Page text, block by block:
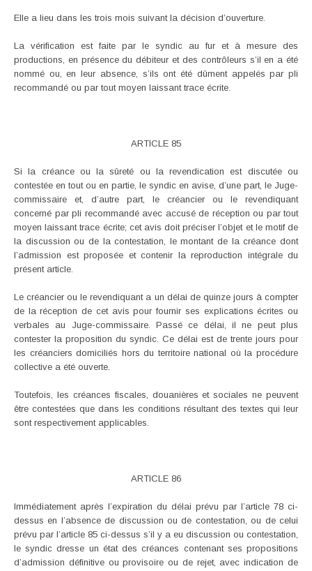
Elle a lieu dans les trois mois suivant la décision d’ouverture.
La vérification est faite par le syndic au fur et à mesure des
productions, en présence du débiteur et des contrôleurs s’il en a été
nommé ou, en leur absence, s’ils ont été dûment appelés par pli
recommandé ou par tout moyen laissant trace écrite.
ARTICLE 85
Si la créance ou la sûreté ou la revendication est discutée ou
contestée en tout ou en partie, le syndic en avise, d’une part, le Juge-
commissaire et, d’autre part, le créancier ou le revendiquant
concerné par pli recommandé avec accusé de réception ou par tout
moyen laissant trace écrite; cet avis doit préciser l’objet et le motif de
la discussion ou de la contestation, le montant de la créance dont
l’admission est proposée et contenir la reproduction intégrale du
présent article.
Le créancier ou le revendiquant a un délai de quinze jours à compter
de la réception de cet avis pour fournir ses explications écrites ou
verbales au Juge-commissaire. Passé ce délai, il ne peut plus
contester la proposition du syndic. Ce délai est de trente jours pour
les créanciers domiciliés hors du territoire national où la procédure
collective a été ouverte.
Toutefois, les créances fiscales, douanières et sociales ne peuvent
être contestées que dans les conditions résultant des textes qui leur
sont respectivement applicables.
ARTICLE 86
Immédiatement après l’expiration du délai prévu par l’article 78 ci-
dessus en l’absence de discussion ou de contestation, ou de celui
prévu par l’article 85 ci-dessus s’il y a eu discussion ou contestation,
le syndic dresse un état des créances contenant ses propositions
d’admission définitive ou provisoire ou de rejet, avec indication de